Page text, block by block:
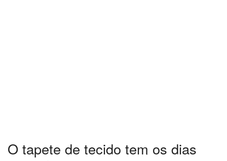
O tapete de tecido tem os dias